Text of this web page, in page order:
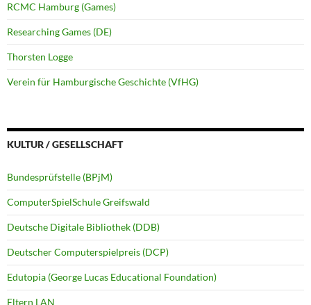
RCMC Hamburg (Games)
Researching Games (DE)
Thorsten Logge
Verein für Hamburgische Geschichte (VfHG)
KULTUR / GESELLSCHAFT
Bundesprüfstelle (BPjM)
ComputerSpielSchule Greifswald
Deutsche Digitale Bibliothek (DDB)
Deutscher Computerspielpreis (DCP)
Edutopia (George Lucas Educational Foundation)
Eltern LAN